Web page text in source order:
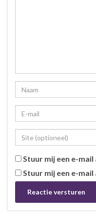
Stuur mij een e-
Stuur mij een e-